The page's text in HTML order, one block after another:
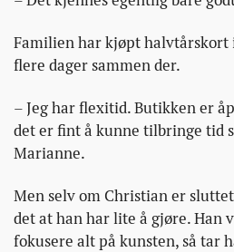
Familien har kjøpt halvtårskort
flere dager sammen der.
– Jeg har flexitid. Butikken er
det er fint å kunne tilbringe tid
Marianne.
Men selv om Christian er
det at han har lite å gjøre. Han
fokusere alt på kunsten, så tar